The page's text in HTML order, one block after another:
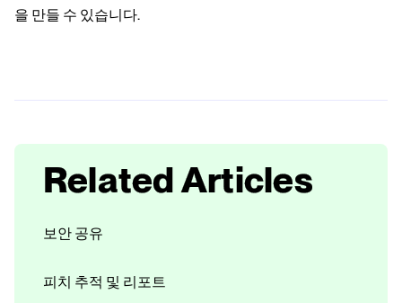
을 만들 수 있습니다.
Related Articles
보안 공유
피치 추적 및 리포트